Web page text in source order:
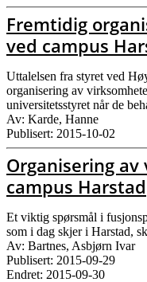
Fremtidig
ved campus
Uttalelsen fra styret ved
organisering av
universitetsstyret når de
Av: Karde, Hanne
Publisert: 2015-10-02
Organisering
campus Harstad
Et viktig spørsmål i
som i dag skjer i Harstad,
Av: Bartnes, Asbjørn Ivar
Publisert: 2015-09-29
Endret: 2015-09-30